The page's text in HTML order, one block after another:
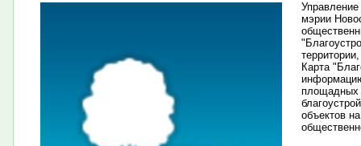
мэрии
Карта
площадных
объектов